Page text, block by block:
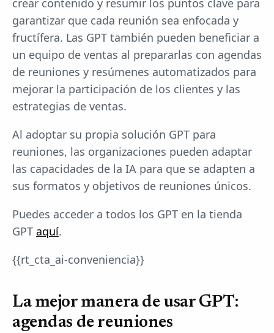
crear contenido y resumir los puntos clave para
garantizar que cada reunión sea enfocada y
fructífera. Las GPT también pueden beneficiar a
un equipo de ventas al prepararlas con agendas
de reuniones y resúmenes automatizados para
mejorar la participación de los clientes y las
estrategias de ventas.
Al adoptar su propia solución GPT para
reuniones, las organizaciones pueden adaptar
las capacidades de la IA para que se adapten a
sus formatos y objetivos de reuniones únicos.
Puedes acceder a todos los GPT en la tienda
GPT aquí.
{{rt_cta_ai-conveniencia}}
La mejor manera de usar GPT:
agendas de reuniones